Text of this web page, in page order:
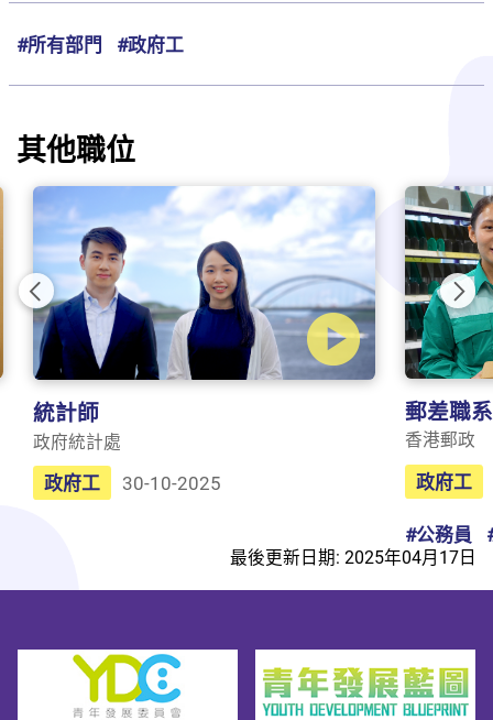
#所有部門 #政府工
其他職位
Previous
統計師
政府統計處
政府工 30-10-2025
郵差職系
香港郵政
政府工
#公務員
最後更新日期: 2025年04月17日